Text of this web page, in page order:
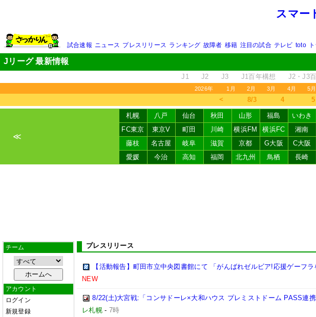
スマー
試合速報 ニュース プレスリリース ランキング 故障者 移籍 注目の試合 テレビ toto
Jリーグ 最新情報
J1 J2 J3 J1百年構想 J2・J3
2026年 1月 2月 3月 4月 5月
＜ 8/3 4 5
≪
札幌 八戸 仙台 秋田 山形 福島 いわき
FC東京
東京V 町田 川崎 横浜FM 横浜FC 湘南
藤枝
名古屋 岐阜 滋賀 京都 G大阪 C大阪
愛媛
今治 高知 福岡 北九州 鳥栖 長崎
チーム
アカウント
ログイン
新規登録
プレスリリース
【活動報告】町田市立中央図書館にて 「がんばれゼルビア!応援ゲーフ
NEW
8/22(土)大宮戦:「コンサドーレ×大和ハウス プレミストドーム PASS連
レ札幌- 7時